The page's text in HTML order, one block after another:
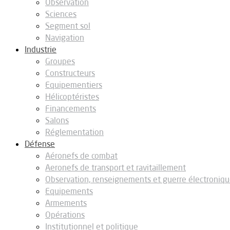
Observation
Sciences
Segment sol
Navigation
Industrie
Groupes
Constructeurs
Equipementiers
Hélicoptéristes
Financements
Salons
Réglementation
Défense
Aéronefs de combat
Aeronefs de transport et ravitaillement
Observation, renseignements et guerre
Equipements
Armements
Opérations
Institutionnel et politique